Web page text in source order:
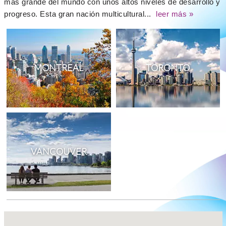
más grande del mundo con unos altos niveles de desarrollo y
progreso. Esta gran nación multicultural...
leer más »
MONTREAL TORONTO
VANCOUVER